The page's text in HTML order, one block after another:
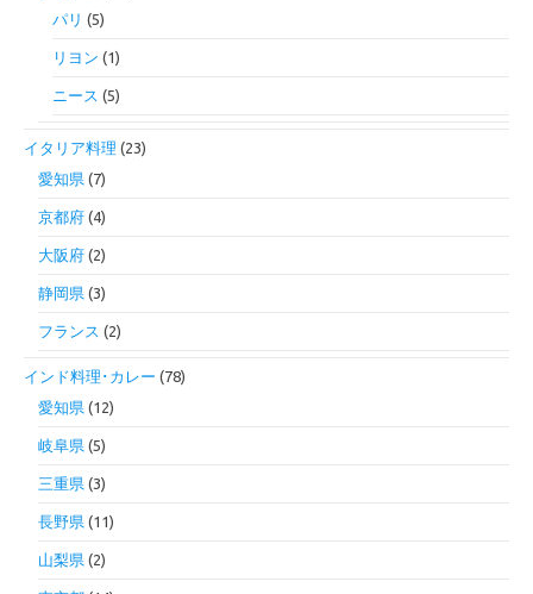
パリ (5)
リヨン (1)
ニース (5)
イタリア料理 (23)
愛知県 (7)
京都府 (4)
大阪府 (2)
静岡県 (3)
フランス (2)
インド料理･カレー (78)
愛知県 (12)
岐阜県 (5)
三重県 (3)
長野県 (11)
山梨県 (2)